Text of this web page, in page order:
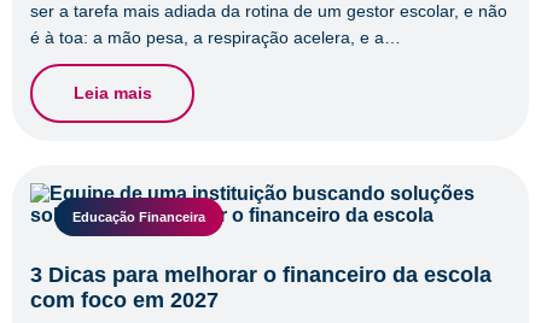
ser a tarefa mais adiada da rotina de um gestor escolar, e não
é à toa: a mão pesa, a respiração acelera, e a…
Leia mais
Educação Financeira
3 Dicas para melhorar o financeiro da escola
com foco em 2027